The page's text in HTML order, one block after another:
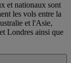
et nationaux sont
les vols entre la
et l'Asie,
Londres ainsi que